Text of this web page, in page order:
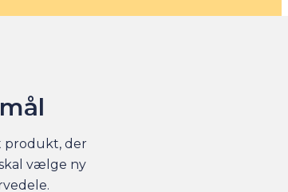
produkt, der
vælge ny